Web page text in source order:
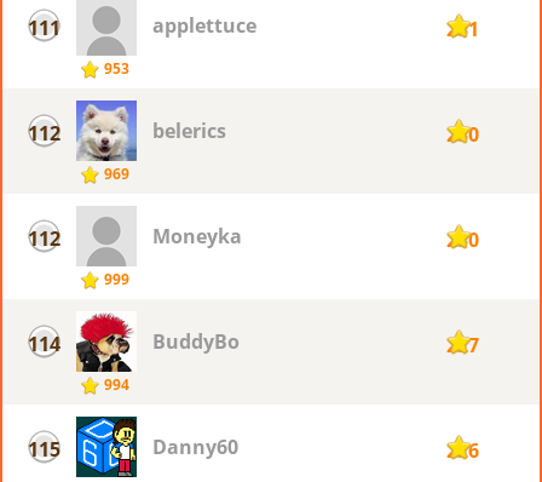
111
953
applettuce 231
112
969
belerics 230
112
999
Moneyka 230
114
994
BuddyBo 227
115 Danny60 226